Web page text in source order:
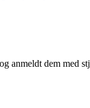
anmeldt dem med